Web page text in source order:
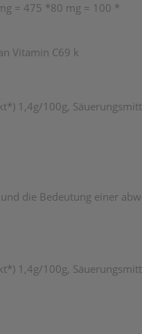
= 475 *80 mg = 100 *
Vitamin C69 k
1,4g/100g,
die Bedeutung einer
1,4g/100g,